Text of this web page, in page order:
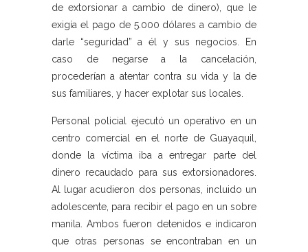
de extorsionar a cambio de dinero), que le
exigía el pago de 5.000 dólares a cambio de
darle “seguridad” a él y sus negocios. En
caso de negarse a la cancelación,
procederían a atentar contra su vida y la de
sus familiares, y hacer explotar sus locales.
Personal policial ejecutó un operativo en un
centro comercial en el norte de Guayaquil,
donde la víctima iba a entregar parte del
dinero recaudado para sus extorsionadores.
Al lugar acudieron dos personas, incluido un
adolescente, para recibir el pago en un sobre
manila. Ambos fueron detenidos e indicaron
que otras personas se encontraban en un